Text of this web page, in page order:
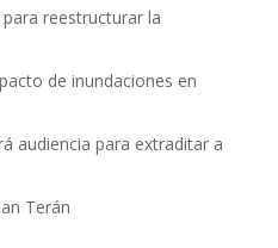
reestructurar la
de inundaciones en
audiencia para extraditar a
Terán